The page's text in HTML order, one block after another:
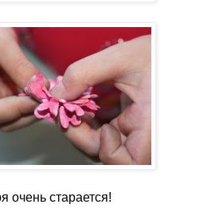
очень старается!